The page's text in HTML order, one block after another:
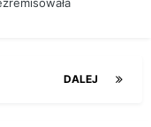
DALEJ